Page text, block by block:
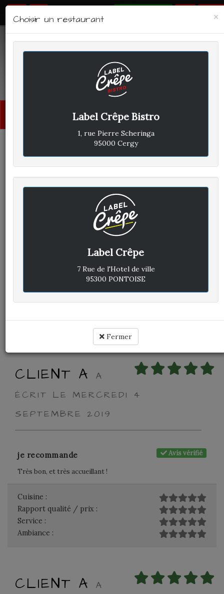
LABEL CRÊPE - BISTRO
CLIENT A A
ÉCRIT LE MERCREDI 4
SEPTEMBRE 2019
Top comme à chaque fois
Ambiance :
CLIENT A
A
ÉCRIT LE MERCREDI 4
SEPTEMBRE 2019
Avis vérifié
je recommande
Très bon, et très accueillant !
Cuisine :
Rapport qualité / prix :
Service :
Ambiance :
CLIENT A
A
×
Choisir un restaurant
Label Crêpe Bistro
1, rue Pierre Scheringa
95000 Cergy
Label Crêpe
7 Rue de l'Hotel de ville
95300 PONTOISE
Fermer